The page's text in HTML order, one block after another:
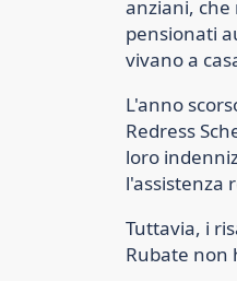
anziani, che
pensionati
vivano a
L'anno
Redress
loro
l'assistenza
Tuttavia, i
Rubate non